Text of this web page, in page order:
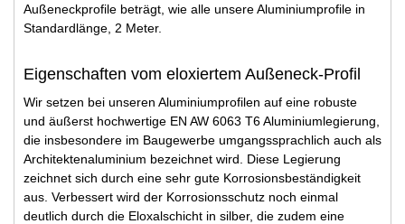
Außeneckprofile beträgt, wie alle unsere Aluminiumprofile in
Standardlänge, 2 Meter.
Eigenschaften vom eloxiertem Außeneck-Profil
Wir setzen bei unseren Aluminiumprofilen auf eine robuste
und äußerst hochwertige EN AW 6063 T6 Aluminiumlegierung,
die insbesondere im Baugewerbe umgangssprachlich auch als
Architektenaluminium bezeichnet wird. Diese Legierung
zeichnet sich durch eine sehr gute Korrosionsbeständigkeit
aus. Verbessert wird der Korrosionsschutz noch einmal
deutlich durch die Eloxalschicht in silber, die zudem eine